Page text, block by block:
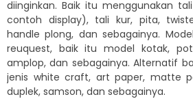
diinginkan. Baik itu menggunakan
contoh display), tali kur, pita,
handle plong, dan sebagainya.
reuquest, baik itu model kotak,
amplop, dan sebagainya. Alternatif
jenis white craft, art paper, matte
duplek, samson, dan sebagainya.